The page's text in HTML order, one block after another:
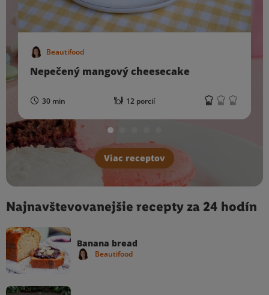
Beautifood
Nepečený mangový cheesecake
30 min 12 porcií
Viac receptov
Najnavštevovanejšie recepty za 24 hodín
Banana bread
Beautifood